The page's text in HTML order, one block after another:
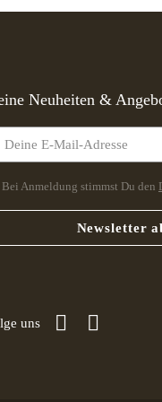
Neuheiten &
Bei Anmeldung stimmst Du den
Newsletter
uns